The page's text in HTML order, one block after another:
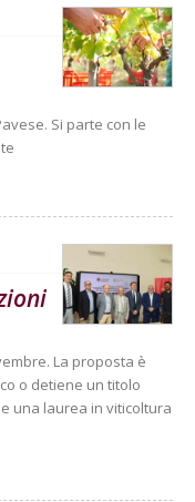
Si parte con le
La proposta è
o detiene un titolo
una laurea in viticoltura